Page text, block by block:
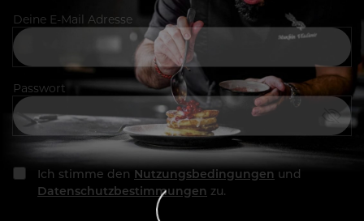
Deine E-Mail Adresse
Passwort
Ich stimme den Nutzungsbedingungen und
Datenschutzbestimmungen zu.